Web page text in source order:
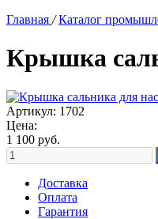
Главная / Каталог
Крышка
Артикул: 1702
Цена:
1 100 руб.
Доставка
Оплата
Гарантия